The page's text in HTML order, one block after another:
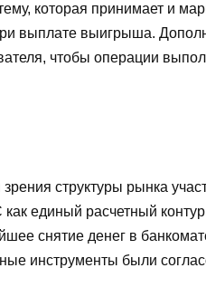
которая принимает и
выплате выигрыша.
чтобы операции
зрения структуры рынка
единый расчетный
снятие денег в
инструменты были